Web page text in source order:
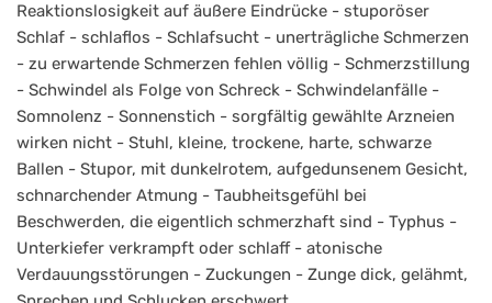
Reaktionslosigkeit auf äußere Eindrücke - stuporöser
Schlaf - schlaflos - Schlafsucht - unerträgliche Schmerzen
- zu erwartende Schmerzen fehlen völlig - Schmerzstillung
- Schwindel als Folge von Schreck - Schwindelanfälle -
Somnolenz - Sonnenstich - sorgfältig gewählte Arzneien
wirken nicht - Stuhl, kleine, trockene, harte, schwarze
Ballen - Stupor, mit dunkelrotem, aufgedunsenem Gesicht,
schnarchender Atmung - Taubheitsgefühl bei
Beschwerden, die eigentlich schmerzhaft sind - Typhus -
Unterkiefer verkrampft oder schlaff - atonische
Verdauungsstörungen - Zuckungen - Zunge dick, gelähmt,